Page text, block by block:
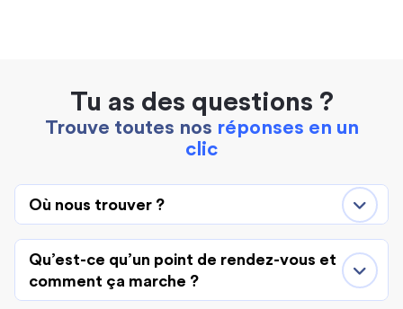
Tu as des questions ?
Trouve toutes nos réponses en un
clic
Où nous trouver ?
Qu’est-ce qu’un point de rendez-vous et
comment ça marche ?